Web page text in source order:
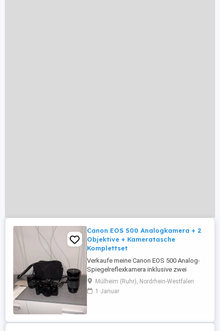
Canon EOS 500 Analogkamera + 2
Objektive + Kameratasche
Komplettset
Verkaufe meine Canon EOS 500 Analog-
Spiegelreflexkamera inklusive zwei
Exakta-Objektiven und Kameratasche.
Ideal für Einsteiger in die Analogfotografie
oder Sammler klassischer Canon-EOS-
Zoomobjektiv * Exakta Objektiv (siehe
Mülheim (Ruhr), Nordrhein-Westfalen
1 Januar